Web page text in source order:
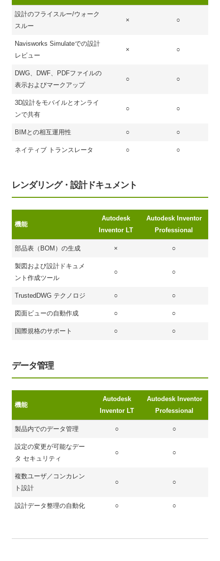
設計のフライスルー/ウォーク
スルー
× ○
Navisworks Simulateでの設計
レビュー
× ○
DWG、DWF、PDFファイルの
表示およびマークアップ
○ ○
3D設計をモバイルとオンライ
ンで共有
○ ○
BIMとの相互運用性 ○ ○
ネイティブ トランスレータ ○ ○
レンダリング・設計ドキュメント
機能
Autodesk
Inventor LT
Autodesk Inventor
Professional
部品表（BOM）の生成 × ○
製図および設計ドキュメ
ント作成ツール
○ ○
TrustedDWG テクノロジ ○ ○
図面ビューの自動作成 ○ ○
国際規格のサポート ○ ○
データ管理
機能
Autodesk
Inventor LT
Autodesk Inventor
Professional
製品内でのデータ管理 ○ ○
設定の変更が可能なデー
タ セキュリティ
○ ○
複数ユーザ／コンカレン
ト設計
○ ○
設計データ整理の自動化 ○ ○